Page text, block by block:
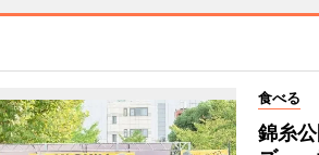
食べる
錦糸